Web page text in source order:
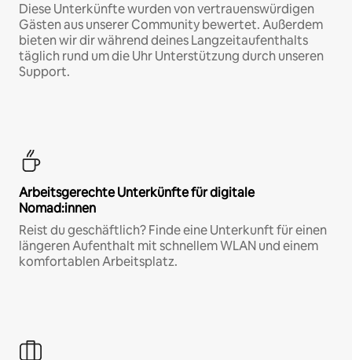
Diese Unterkünfte wurden von vertrauenswürdigen
Gästen aus unserer Community bewertet. Außerdem
bieten wir dir während deines Langzeitaufenthalts
täglich rund um die Uhr Unterstützung durch unseren
Support.
Arbeitsgerechte Unterkünfte für digitale
Nomad:innen
Reist du geschäftlich? Finde eine Unterkunft für einen
längeren Aufenthalt mit schnellem WLAN und einem
komfortablen Arbeitsplatz.